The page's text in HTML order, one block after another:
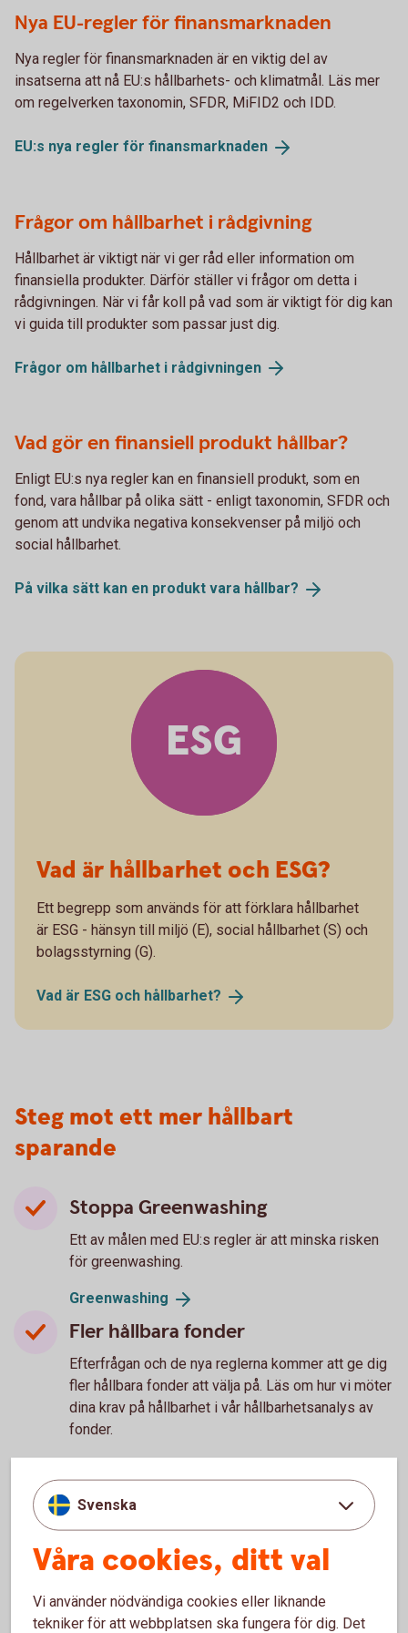
Nya EU-regler för finansmarknaden
Nya regler för finansmarknaden är en viktig del av
insatserna att nå EU:s hållbarhets- och klimatmål. Läs mer
om regelverken taxonomin, SFDR, MiFID2 och IDD.
EU:s nya regler för finansmarknaden
Frågor om hållbarhet i rådgivning
Hållbarhet är viktigt när vi ger råd eller information om
finansiella produkter. Därför ställer vi frågor om detta i
rådgivningen. När vi får koll på vad som är viktigt för dig kan
vi guida till produkter som passar just dig.
Frågor om hållbarhet i rådgivningen
Vad gör en finansiell produkt hållbar?
Enligt EU:s nya regler kan en finansiell produkt, som en
fond, vara hållbar på olika sätt - enligt taxonomin, SFDR och
genom att undvika negativa konsekvenser på miljö och
social hållbarhet.
På vilka sätt kan en produkt vara hållbar?
Vad är hållbarhet och ESG?
Ett begrepp som används för att förklara hållbarhet
är ESG - hänsyn till miljö (E), social hållbarhet (S) och
bolagsstyrning (G).
Vad är ESG och hållbarhet?
ESG
Steg mot ett mer hållbart
sparande
Stoppa Greenwashing
Ett av målen med EU:s regler är att minska risken
för greenwashing.
Greenwashing
Fler hållbara fonder
Efterfrågan och de nya reglerna kommer att ge dig
fler hållbara fonder att välja på. Läs om hur vi möter
dina krav på hållbarhet i vår hållbarhetsanalys av
fonder.
Sparandet – en chans för dig att
påverka
Du kan med hållbara val låta pengarna jobba för
bättre förutsättningar runt vår planet.
Svenska
Våra cookies, ditt val
Vi använder nödvändiga cookies eller liknande
tekniker för att webbplatsen ska fungera för dig. Det